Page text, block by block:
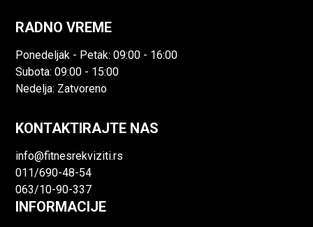
RADNO VREME
Ponedeljak - Petak: 09:00 - 16:00
Subota: 09:00 - 15:00
Nedelja: Zatvoreno
KONTAKTIRAJTE NAS
info@fitnesrekviziti.rs
011/690-48-54
063/10-90-337
INFORMACIJE